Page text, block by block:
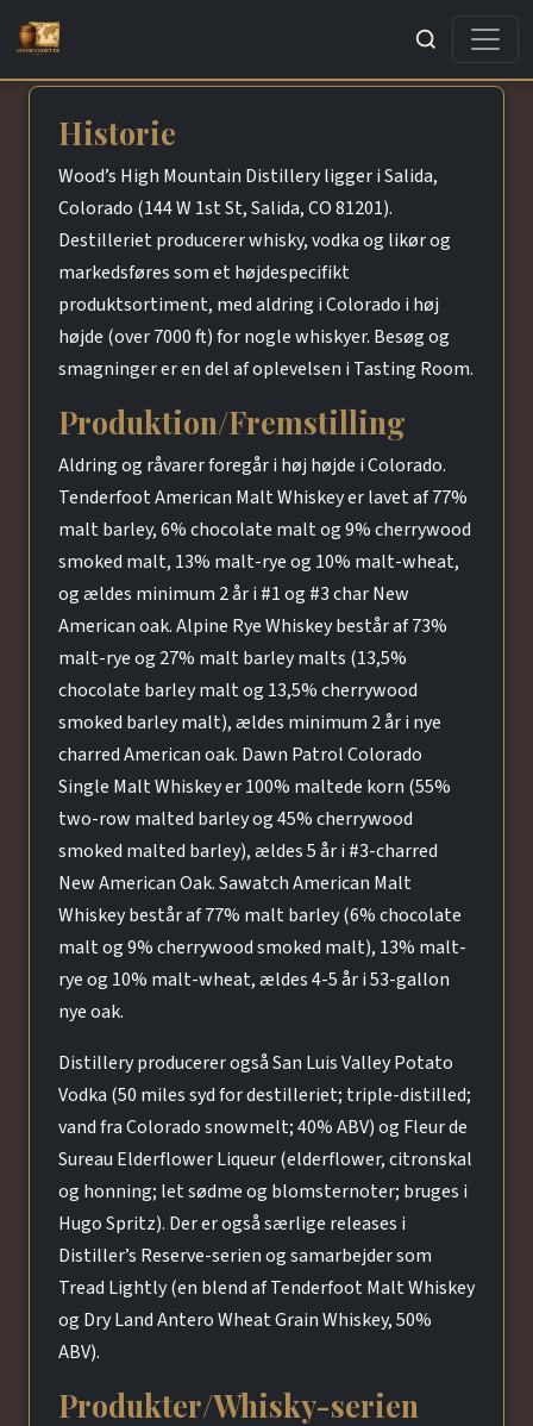
Søg
Historie
Wood’s High Mountain Distillery ligger i Salida,
Colorado (144 W 1st St, Salida, CO 81201).
Destilleriet producerer whisky, vodka og likør og
markedsføres som et højdespecifikt
produktsortiment, med aldring i Colorado i høj
højde (over 7000 ft) for nogle whiskyer. Besøg og
smagninger er en del af oplevelsen i Tasting Room.
Produktion/Fremstilling
Aldring og råvarer foregår i høj højde i Colorado.
Tenderfoot American Malt Whiskey er lavet af 77%
malt barley, 6% chocolate malt og 9% cherrywood
smoked malt, 13% malt-rye og 10% malt-wheat,
og ældes minimum 2 år i #1 og #3 char New
American oak. Alpine Rye Whiskey består af 73%
malt-rye og 27% malt barley malts (13,5%
chocolate barley malt og 13,5% cherrywood
smoked barley malt), ældes minimum 2 år i nye
charred American oak. Dawn Patrol Colorado
Single Malt Whiskey er 100% maltede korn (55%
two-row malted barley og 45% cherrywood
smoked malted barley), ældes 5 år i #3-charred
New American Oak. Sawatch American Malt
Whiskey består af 77% malt barley (6% chocolate
malt og 9% cherrywood smoked malt), 13% malt-
rye og 10% malt-wheat, ældes 4-5 år i 53-gallon
nye oak.
Distillery producerer også San Luis Valley Potato
Vodka (50 miles syd for destilleriet; triple-distilled;
vand fra Colorado snowmelt; 40% ABV) og Fleur de
Sureau Elderflower Liqueur (elderflower, citronskal
og honning; let sødme og blomsternoter; bruges i
Hugo Spritz). Der er også særlige releases i
Distiller’s Reserve-serien og samarbejder som
Tread Lightly (en blend af Tenderfoot Malt Whiskey
og Dry Land Antero Wheat Grain Whiskey, 50%
ABV).
Produkter/Whisky-serien